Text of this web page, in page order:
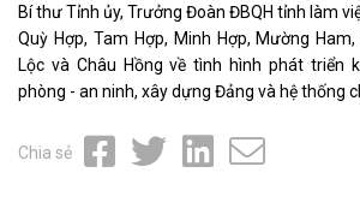
Bí thư Tỉnh ủy, Trưởng Đoàn ĐBQH tỉnh làm
Quỳ Hợp, Tam Hợp, Minh Hợp, Mường
Lộc và Châu Hồng về tình hình phát triển
phòng - an ninh, xây dựng Đảng và hệ thống
Chia sẻ